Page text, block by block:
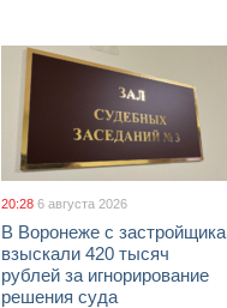
20:28 6 августа 2026
В Воронеже с застройщика
взыскали 420 тысяч
рублей за игнорирование
решения суда